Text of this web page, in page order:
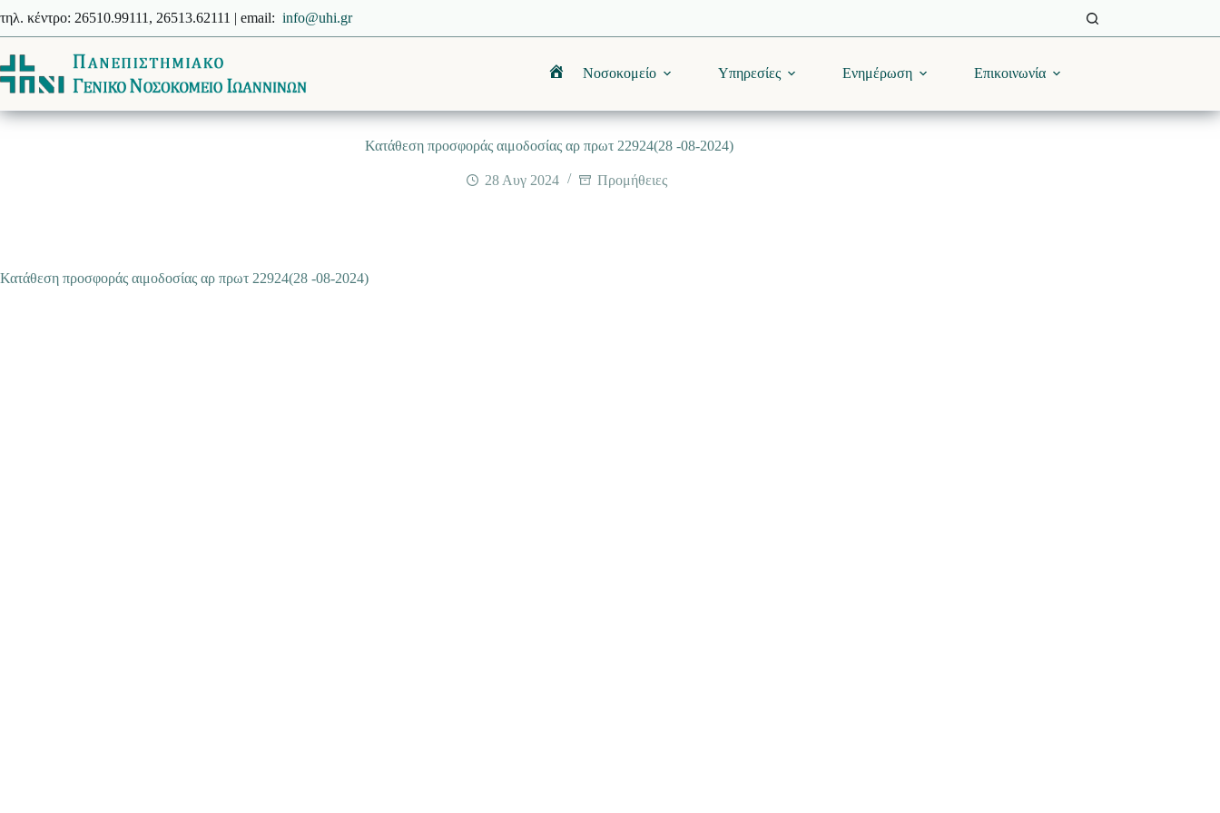
στο
περιεχόμενο
τηλ. κέντρο: 26510.99111, 26513.62111 | email: info@uhi.gr
ΑρχικήΝοσοκομείο Υπηρεσίες Ενημέρωση Επικοινωνία
Κατάθεση προσφοράς αιμοδοσίας αρ πρωτ 22924(28 -08-2024)
28 Αυγ 2024 Προμήθειες
Κατάθεση προσφοράς αιμοδοσίας αρ πρωτ 22924(28 -08-2024)